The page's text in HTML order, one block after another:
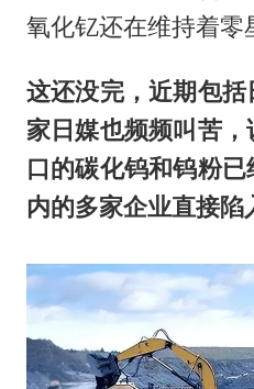
氧化钇还在维持着零
这还没完，近期包
家日媒也频频叫苦
口的碳化钨和钨粉
内的多家企业直接陷